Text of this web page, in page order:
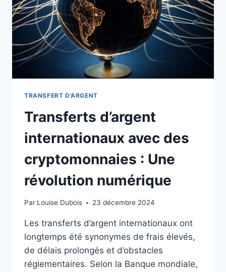
TRANSFERT D'ARGENT
Transferts d’argent
internationaux avec des
cryptomonnaies : Une
révolution numérique
Par Louise Dubois 23 décembre 2024
Les transferts d’argent internationaux ont
longtemps été synonymes de frais élevés,
de délais prolongés et d’obstacles
réglementaires. Selon la Banque mondiale,